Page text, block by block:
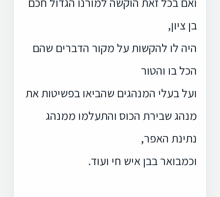
בן ציון,
היה לו להקשות על מקור הדברים שהם
הכל בו והטור
ועל בעלי המנהגים שהביאו בפשיטות את
מנהג שבירת הכוס והתעלמו ממנהג
נתינת האפר,
וכמבואר בבן איש חי ועוד.